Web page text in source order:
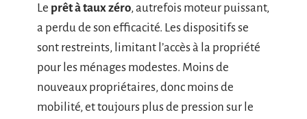
Le prêt à taux zéro, autrefois moteur puissant,
a perdu de son efficacité. Les dispositifs se
sont restreints, limitant l’accès à la propriété
pour les ménages modestes. Moins de
nouveaux propriétaires, donc moins de
mobilité, et toujours plus de pression sur le